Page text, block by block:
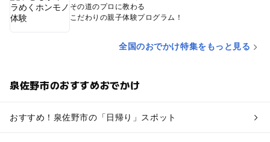
その道のプロに教わる
こだわりの親子体験プログラム！
全国のおでかけ特集をもっと見る
泉佐野市のおすすめおでかけ
おすすめ！泉佐野市の「日帰り」スポット